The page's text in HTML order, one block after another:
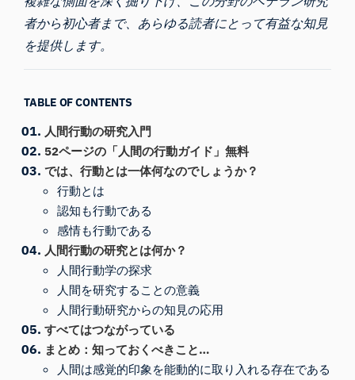
者から初心者まで、あらゆる読者にとって有益な知見
を提供します。
TABLE OF CONTENTS
人間行動の研究入門
52ページの「人間の行動ガイド」無料
では、行動とは一体何なのでしょうか？
行動とは
認知も行動である
感情も行動である
人間行動の研究とは何か？
人間行動学の探求
人間を研究することの意義
人間行動研究からの知見の応用
すべてはつながっている
まとめ：知っておくべきこと…
人間は感覚的印象を能動的に取り入れる存在である